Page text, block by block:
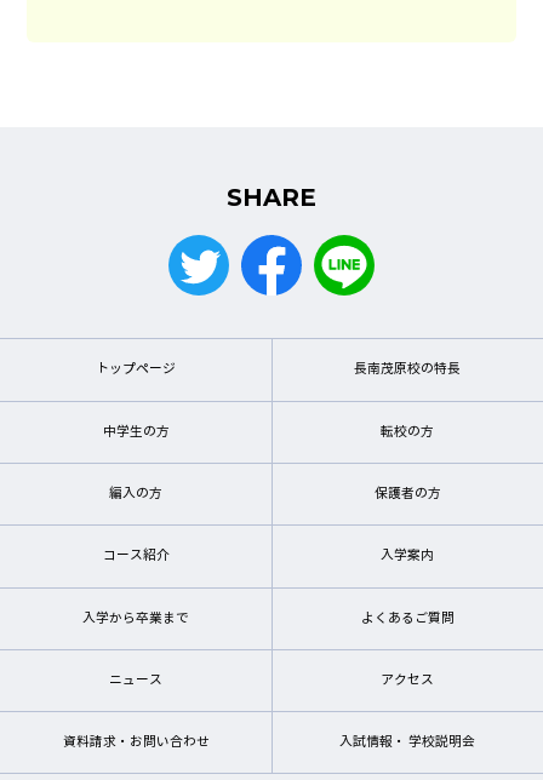
SHARE
トップページ 長南茂原校の特長
中学生の方 転校の方
編入の方 保護者の方
コース紹介 入学案内
入学から卒業まで よくあるご質問
ニュース アクセス
資料請求・お問い合わせ 入試情報・ 学校説明会